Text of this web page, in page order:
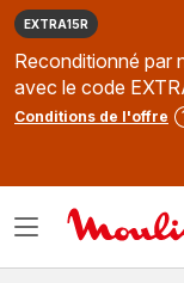
EXTRA15R
Reconditionné par
avec le code
Conditions de l'offre
Ouvrir